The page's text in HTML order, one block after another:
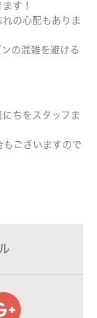
す！
の心配もありま
の混雑を避ける
ちをスタッフま
ございますので